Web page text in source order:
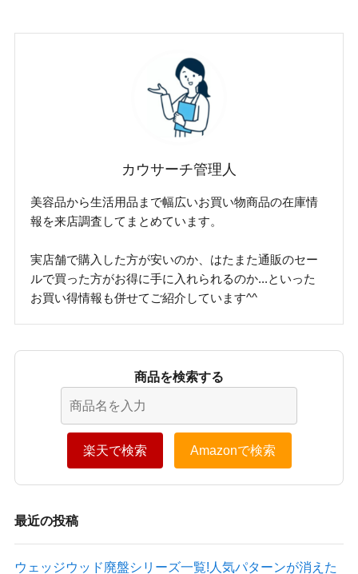
カウサーチ管理人
美容品から生活用品まで幅広いお買い物商品の在庫情
報を来店調査してまとめています。
実店舗で購入した方が安いのか、はたまた通販のセー
ルで買った方がお得に手に入れられるのか...といった
お買い得情報も併せてご紹介しています^^
商品を検索する
楽天で検索 Amazonで検索
最近の投稿
ウェッジウッド廃盤シリーズ一覧!人気パターンが消えた